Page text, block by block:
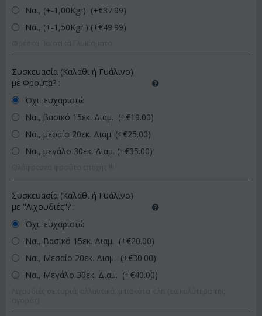
Ναι, (+-1,00Kgr) (+€37.99)
Ναι, (+-1,50Kgr ) (+€49.99)
Συσκευασία (Καλάθι ή Γυάλινο)
με Φρούτα? :
Όχι, ευχαριστώ
Ναι, βασικό 15εκ. Διάμ. (+€19.00)
Ναι, μεσαίο 20εκ. Διαμ. (+€25.00)
Ναι, μεγάλο 30εκ. Διαμ. (+€35.00)
Συσκευασία (Καλάθι ή Γυάλινο)
με "Λιχουδιές"? :
Όχι, ευχαριστώ
Ναι, Βασικό 15εκ. Διαμ. (+€20.00)
Ναι, Μεσαίο 20εκ. Διαμ. (+€30.00)
Ναι, Μεγάλο 30εκ. Διαμ. (+€40.00)